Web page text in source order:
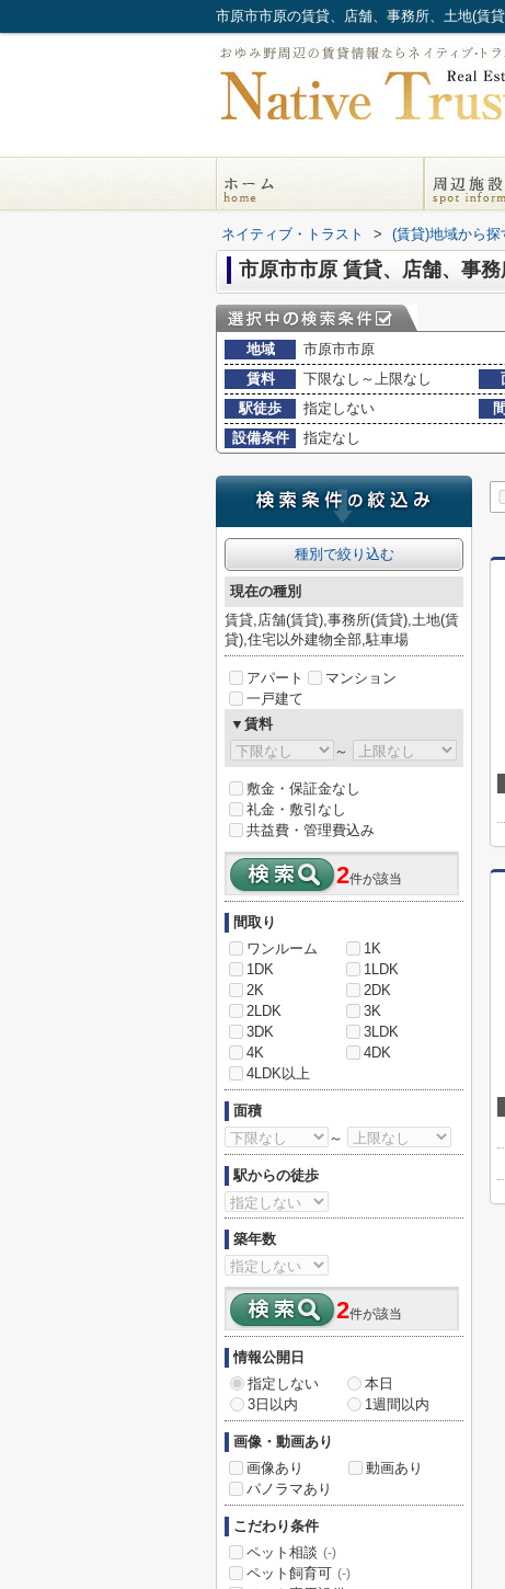
ネイティブ・トラスト > (賃貸)地域から探
市原市市原 賃貸、店舗、事
地域
市原市市原
賃料
下限なし～上限なし
駅徒歩
指定しない
設備条件
指定なし
種別で絞り込む
現在の種別
賃貸,店舗(賃貸),事務所(賃貸),土地(賃
貸),住宅以外建物全部,駐車場
アパート
マンション
一戸建て
▼賃料
～
敷金・保証金なし
礼金・敷引なし
共益費・管理費込み
2件が該当
間取り
ワンルーム
1K
1DK
1LDK
2K
2DK
2LDK
3K
3DK
3LDK
4K
4DK
4LDK以上
面積
～
駅からの徒歩
築年数
2件が該当
情報公開日
指定しない
本日
3日以内
1週間以内
画像・動画あり
画像あり
動画あり
パノラマあり
こだわり条件
ペット相談 (-)
ペット飼育可 (-)